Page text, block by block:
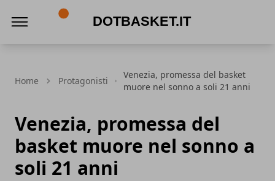
Home Protagonisti
Venezia, promessa del basket
muore nel sonno a soli 21 anni
Venezia, promessa del
basket muore nel sonno a
soli 21 anni